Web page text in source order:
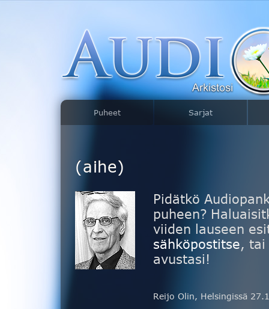
Puheet Sarjat
(aihe)
Pidätkö
puheen?
viiden lauseen
sähköpostitse, tai
avustasi!
Reijo Olin, Helsingissä